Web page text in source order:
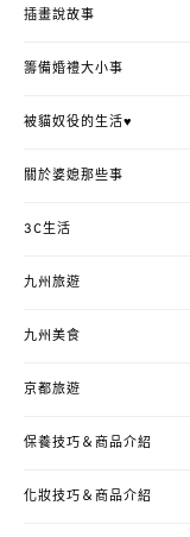
插畫說故事
籌備婚禮大小事
被貓奴役的生活♥
關於婆媳那些事
3C生活
九州旅遊
九州美食
京都旅遊
保養技巧＆商品介紹
化妝技巧＆商品介紹